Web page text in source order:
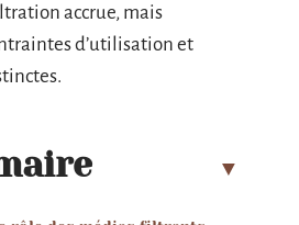
accrue, mais
d’utilisation et